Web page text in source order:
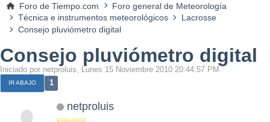
Foro de Tiempo.com
Foro general de Meteorología
Técnica e instrumentos meteorológicos
Lacrosse
Consejo pluviómetro digital
Consejo pluviómetro digital
Iniciado por netproluis, Lunes 15 Noviembre 2010 20:44:57 PM
IR ABAJO 1
netproluis